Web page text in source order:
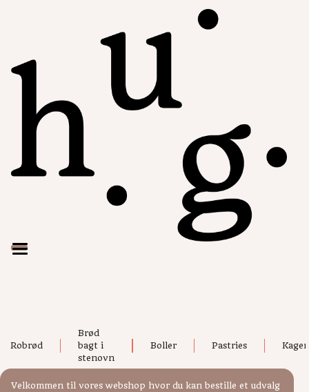
Robrød
Brød
bagt i
stenovn
Boller Pastries Kager
Viser 32 resultater
Velkommen til vores webshop hvor du kan bestille et udvalg